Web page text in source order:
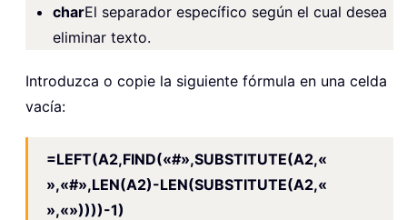
charEl separador específico según el cual desea
eliminar texto.
Introduzca o copie la siguiente fórmula en una celda
vacía:
=LEFT(A2,FIND(«#»,SUBSTITUTE(A2,«
»,«#»,LEN(A2)-LEN(SUBSTITUTE(A2,«
»,«»))))-1)